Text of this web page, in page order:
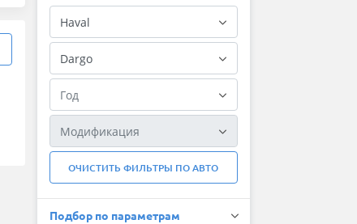
ОЧИСТИТЬ ФИЛЬТРЫ ПО АВТО
Подбор по параметрам